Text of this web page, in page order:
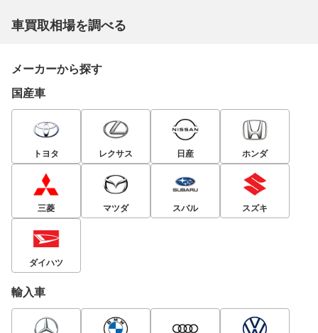
車買取相場を調べる
メーカーから探す
国産車
トヨタ レクサス 日産 ホンダ
三菱 マツダ スバル スズキ
ダイハツ
輸入車